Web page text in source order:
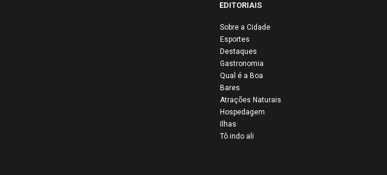
EDITORIAIS
Sobre a Cidade
Esportes
Destaques
Gastronomia
Qual é a Boa
Bares
Atrações Naturais
Hospedagem
Ilhas
Tô indo ali
Libertação de
ativistas da Flotilha
Palestina: quatro
brasileiros entre os